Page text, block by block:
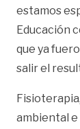
estamos
Educación
que ya
salir el
ambiental e